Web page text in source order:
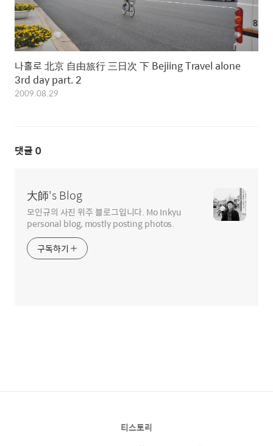
나홀로 北京 自由旅行 三日次 下 Bejiing Travel alone
3rd day part. 2
2009.08.29
댓글 0
大師's Blog
모인규의 사진 위주 블로그입니다. Mo Inkyu
personal blog, mostly posting photos.
구독하기
티스토리